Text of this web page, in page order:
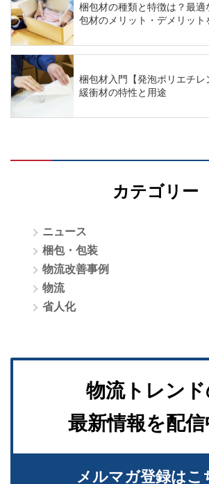
梱包材の種類と特徴は？最適
包材のメリット・デメリット
梱包材入門【発泡ポリエチ
緩衝材の特性と用途
カテゴリー
ニュース
梱包・包装
物流改善事例
物流
省人化
物流トレン
最新情報を配信
メルマガ登録はこ